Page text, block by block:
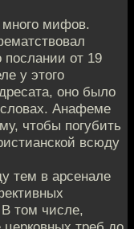
много мифов.
послании от 19
у этого
оно было
Анафеме
чтобы погубить
всюду
тем в арсенале
В том числе,